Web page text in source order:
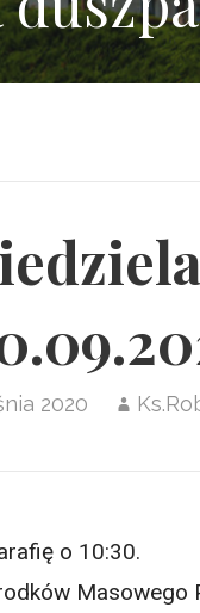
2020
o 10:30.
Masowego